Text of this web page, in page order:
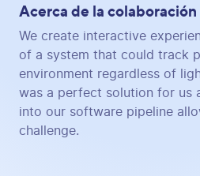
Acerca de la
We create interactive
of a system that could track
environment regardless of
was a perfect solution for us
into our software pipeline
challenge.